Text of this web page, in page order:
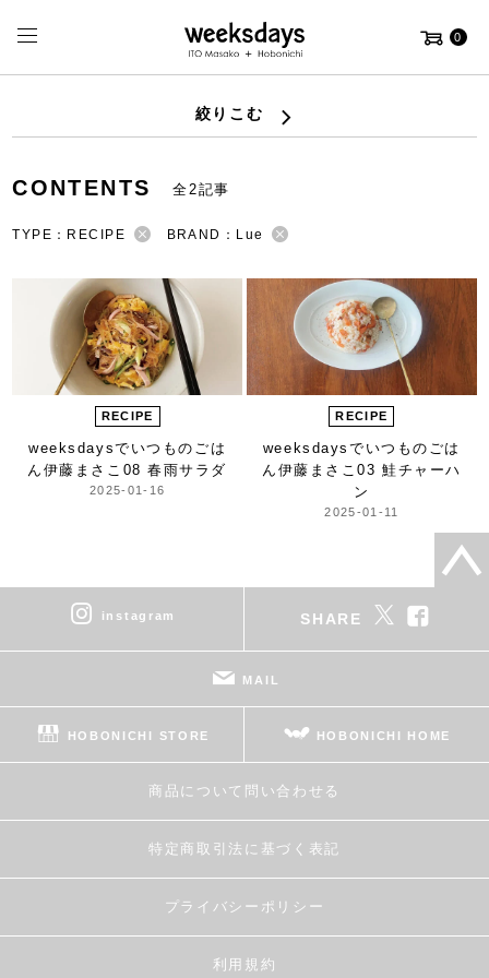
0
絞りこむ
CONTENTS 全2記事
TYPE：RECIPE BRAND：Lue
RECIPE
weeksdaysで いつものごは
ん 伊藤まさこ 08 春雨サラダ
2025-01-16
RECIPE
weeksdaysで いつものごは
ん 伊藤まさこ03 鮭チャーハ
ン
2025-01-11
instagram SHARE
MAIL
HOBONICHI STORE HOBONICHI HOME
商品について問い合わせる
特定商取引法に基づく表記
プライバシーポリシー
利用規約